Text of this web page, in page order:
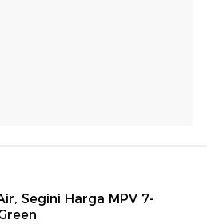
Segini Harga MPV 7-